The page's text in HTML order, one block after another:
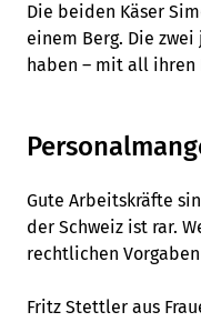
Die beiden Käser
einem Berg. Die
haben – mit all ihren
Gute Arbeitskräfte
der Schweiz ist rar.
rechtlichen
Fritz Stettler aus